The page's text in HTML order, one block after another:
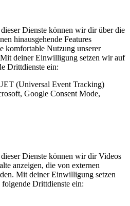
Dienste können wir dir über die
hinausgehende Features
komfortable Nutzung unserer
deiner Einwilligung setzen wir auf
Drittdienste ein:
(Universal Event Tracking)
Google Consent Mode,
Dienste können wir dir Videos
anzeigen, die von externen
Mit deiner Einwilligung setzen
Drittdienste ein: